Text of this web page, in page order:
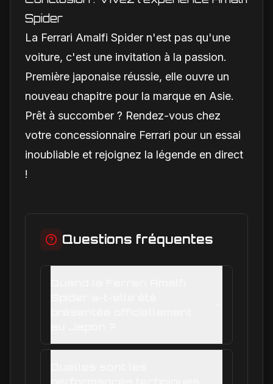
Spider
La Ferrari Amalfi Spider n'est pas qu'une
voiture, c'est une invitation à la passion.
Première japonaise réussie, elle ouvre un
nouveau chapitre pour la marque en Asie.
Prêt à succomber ? Rendez-vous chez
votre concessionnaire Ferrari pour un essai
inoubliable et rejoignez la légende en direct
!
Questions fréquentes